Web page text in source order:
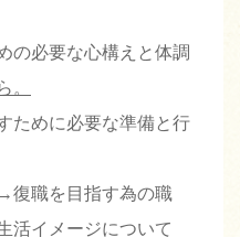
必要な心構えと体調
。
めに必要な準備と行
職を目指す為の職
活イメージについて